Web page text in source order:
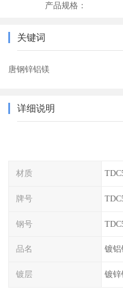
产品规格：
关键词
唐钢锌铝镁
详细说明
材质
牌号
钢号
品名 镀铝
镀层 镀锌